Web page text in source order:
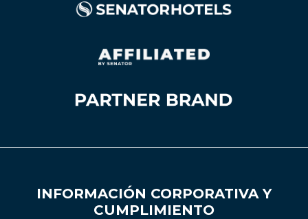
INFORMACIÓN CORPORATIVA Y
CUMPLIMIENTO